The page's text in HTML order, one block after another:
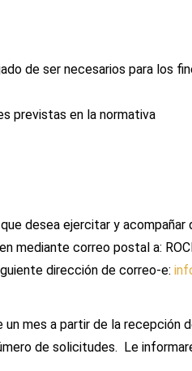
de ser necesarios para los
previstas en la normativa
desea ejercitar y
correo postal a:
dirección de correo-e:
mes a partir de la recepción
de solicitudes. Le